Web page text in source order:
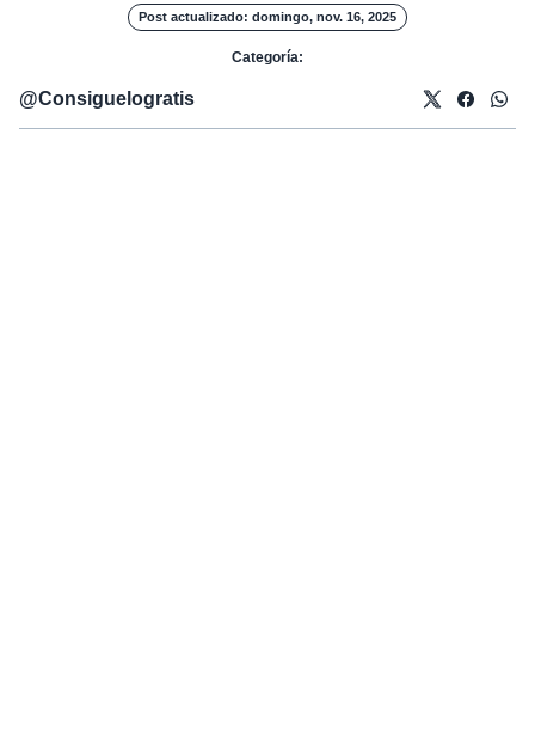
Post actualizado: domingo, nov. 16, 2025
Categoría:
@Consiguelogratis